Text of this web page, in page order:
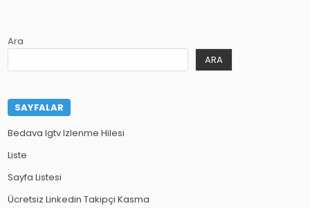
Ara
ARA
SAYFALAR
Bedava Igtv Izlenme Hilesi
Liste
Sayfa Listesi
Ücretsiz Linkedin Takipçi Kasma